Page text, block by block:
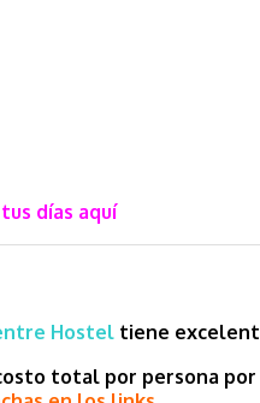
días aquí
Hostel tiene
total por persona por